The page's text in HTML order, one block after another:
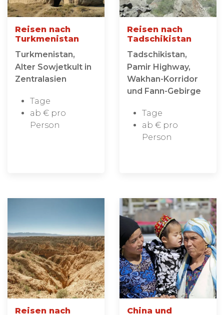
Reisen nach
Turkmenistan
Turkmenistan,
Alter Sowjetkult in
Zentralasien
Tage
ab € pro
Person
Reisen nach
Tadschikistan
Tadschikistan,
Pamir Highway,
Wakhan-Korridor
und Fann-Gebirge
Tage
ab € pro
Person
Reisen nach
China und